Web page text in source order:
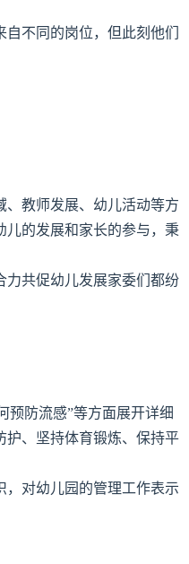
不同的岗位，但此刻他们
、教师发展、幼儿活动等方
儿的发展和家长的参与，秉
力共促幼儿发展家委们都纷
预防流感”等方面展开详细
护、坚持体育锻炼、保持平
，对幼儿园的管理工作表示